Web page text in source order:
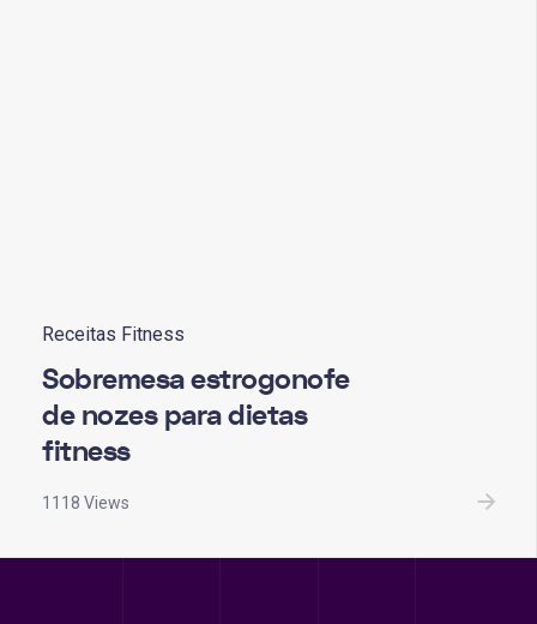
Receitas Fitness
Sobremesa estrogonofe
de nozes para dietas
fitness
1118 Views